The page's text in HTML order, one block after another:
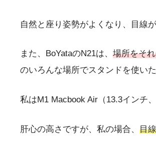
自然と座り姿勢がよくなり、目線
また、BoYataのN21は、 場所をそ
のいろんな場所でスタンドを使い
私はM1 Macbook Air（13.3インチ
肝心の高さですが、私の場合、 目